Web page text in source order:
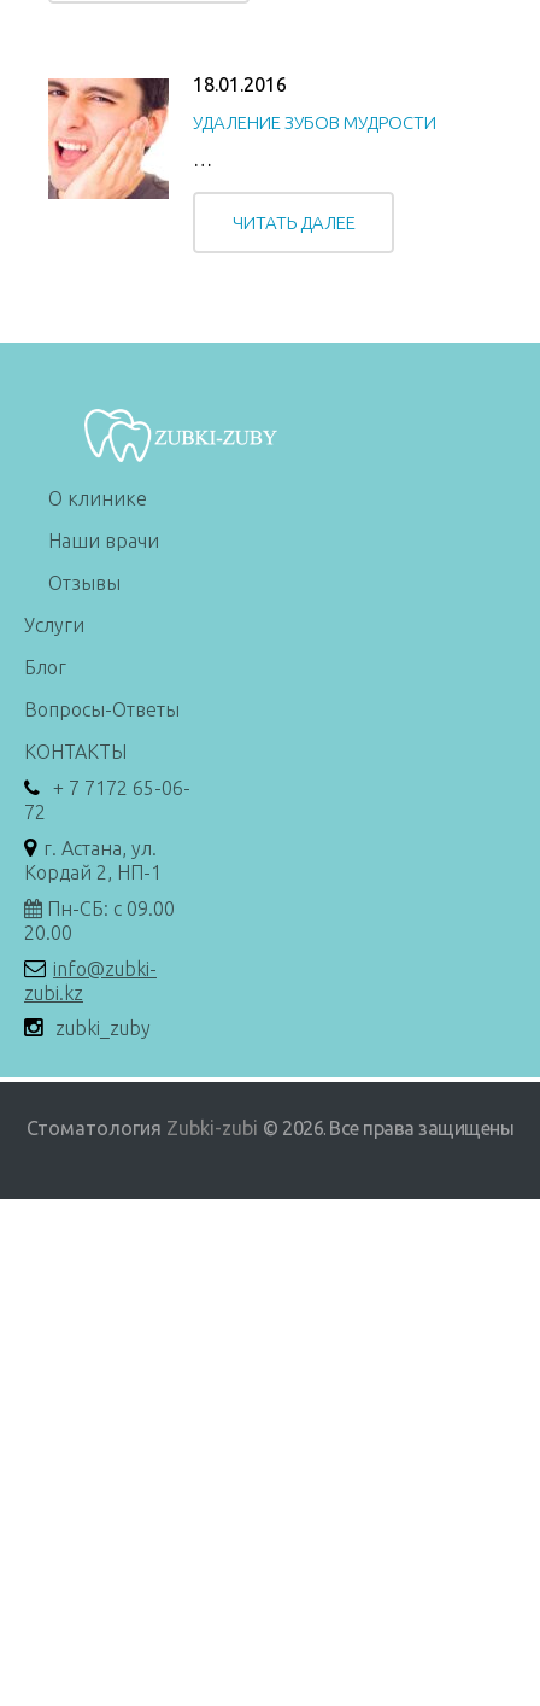
18.01.2016
УДАЛЕНИЕ ЗУБОВ МУДРОСТИ
…
ЧИТАТЬ ДАЛЕЕ
О клинике
Наши врачи
Отзывы
Услуги
Блог
Вопросы-Ответы
КОНТАКТЫ
+ 7 7172 65-06-
72
г. Астана, ул.
Кордай 2, НП-1
Пн-СБ: с 09.00
20.00
info@zubki-
zubi.kz
zubki_zuby
Стоматология Zubki-zubi © 2026. Все права защищены